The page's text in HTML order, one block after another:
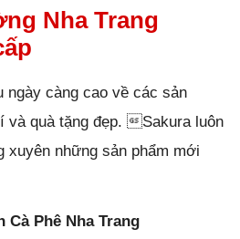
Nha Trang
ngày càng cao về các sản
và quà tặng đẹp. Sakura luôn
xuyên những sản phẩm mới
Cà Phê Nha Trang